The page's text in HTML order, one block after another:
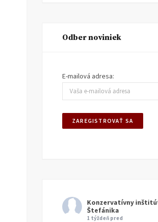
Odber noviniek
E-mailová adresa:
Konzervatívny
Štefánika
1 týždeň pred